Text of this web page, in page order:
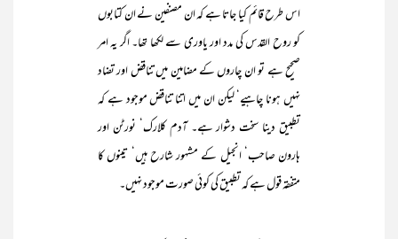
اس طرح قائم کیا جاتا ہے کہ ان مصنفین نے ان کتابوں
کو روح القدس کی مدد اور یاوری سے لکھا تھا۔ اگر یہ امر
صحیح ہے تو ان چاروں کے مضامین میں تناقض اور تضاد
نہیں ہونا چاہیے‘ لیکن ان میں اتنا تناقض موجود ہے کہ
تطبیق دینا سخت دشوار ہے۔ آدم کلارک‘ نورٹن اور
ہارون صاحب‘ انجیل کے مشہور شارح ہیں‘ تینوں کا
متفقہ قول ہے کہ تطبیق کی کوئی صورت موجود نہیں۔